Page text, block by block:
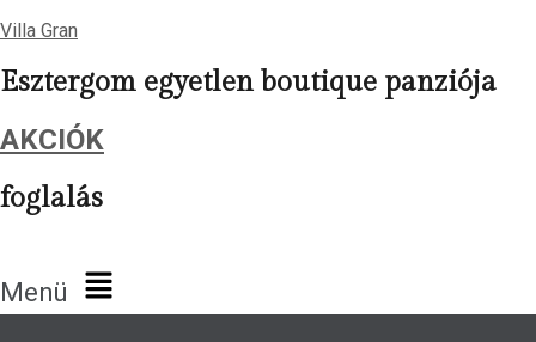
Villa Gran
Esztergom egyetlen boutique panziója
AKCIÓK
foglalás
Menü